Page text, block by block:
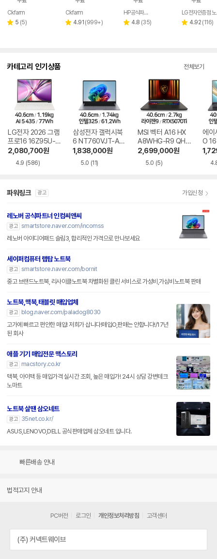
Ckfarm
별 5 리
(5)
노트북 문스톤그레이
페이
Ckfarm
별 4.91 리
(999+)
HP공식파트너 이텍컴퓨터
별 4.8 리
(35)
별 4.92 리
(116)
카테고리 인기상품 전체보기
LG전자 2026 그램
프로16 16Z95U-G
S5WK
2,080,700원
4.9 (586)
삼성전자 갤럭시북
6 NT760VJT-A51
A
1,838,000원
5.0 (11)
MSI 벡터 A16 HX
A8WHG-R9 QHD
+
2,699,000원
5.0 (5)
에이
O
1-
파워링크 광고 가입신청
레노버 공식파트너 인컴씨앤씨
광고 smartstore.naver.com/incomss
레노버 아이디어패드 슬림3, 합리적인 가격으로 만나보세요
세이퍼컴퓨터 랩탑 노트북
광고 smartstore.naver.com/bornit
중고 브랜드노트북, 리사이클노트북 차별화된 클린 서비스로 가성비,가심비노트북 판매
노트북,맥북,태블릿 매입업체
광고
blog.naver.com/paladog8030
고가에 빠르고 편안한 매입! 저희가 삽니다!매입O,판매는 안합니다!/17년
된 회사
애플 기기 매입전문 맥스토리
광고
macstory.co.kr
맥북, 아이맥 등 매입가격 실시간 조회, 높은 매입가! 24시 상담 강변테크
노마트
노트북 살땐 삼오네트
광고
35net.co.kr/
ASUS,LENOVO,DELL 공식판매업체 삼오네트 입니다.
빠른배송 안내
법적고지 안내
PC버전 로그인 개인정보처리방침 고객센터
(주) 커넥트웨이브